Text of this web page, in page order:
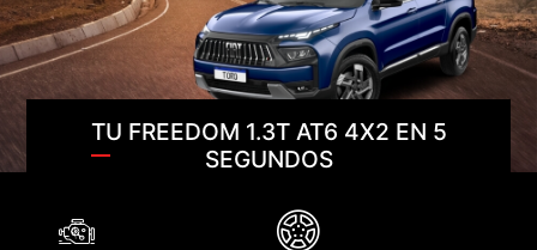
TU FREEDOM 1.3T AT6 4X2 EN 5
SEGUNDOS